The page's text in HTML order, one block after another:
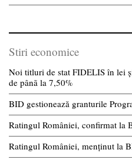
Stiri economice
Noi titluri de stat FIDELIS în lei
de pânã la 7,50%
BID gestionează granturile
Ratingul României, confirmat la
Ratingul României, menținut la